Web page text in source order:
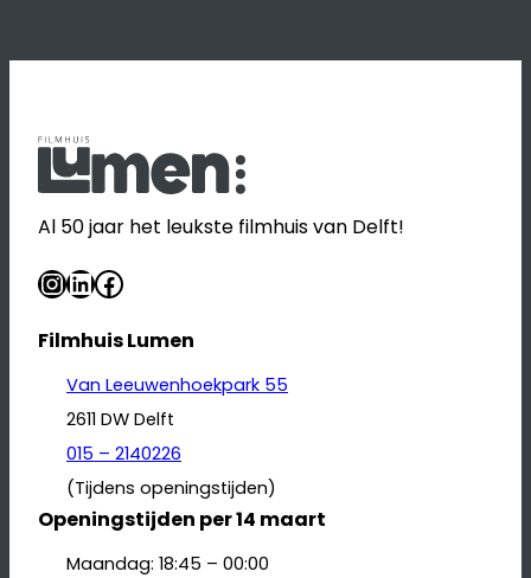
Al 50 jaar het leukste filmhuis van Delft!
InstagramLinkedIn Facebook
Filmhuis Lumen
Van Leeuwenhoekpark 55
2611 DW Delft
015 – 2140226
(Tijdens openingstijden)
Openingstijden per 14 maart
Maandag: 18:45 – 00:00